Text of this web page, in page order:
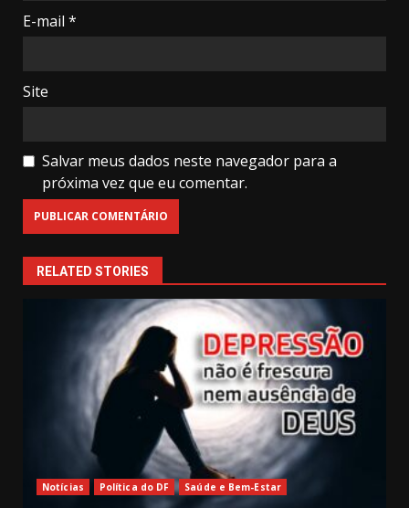
E-mail *
Site
Salvar meus dados neste navegador para a
próxima vez que eu comentar.
RELATED STORIES
Notícias Política do DF Saúde e Bem-Estar